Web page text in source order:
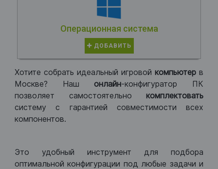
Операционная система
ДОБАВИТЬ
Хотите собрать идеальный игровой компьютер в
Москве? Нашонлайн-конфигуратор ПК
позволяет самостоятельно комплектовать
систему с гарантией совместимости всех
компонентов.
Это удобный инструмент для подбора
оптимальной конфигурации под любые задачи и